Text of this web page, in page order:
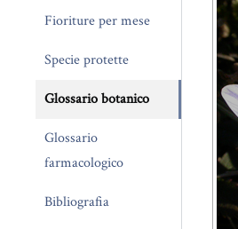
Fioriture per mese
Specie protette
Glossario botanico
Glossario
farmacologico
Bibliografia